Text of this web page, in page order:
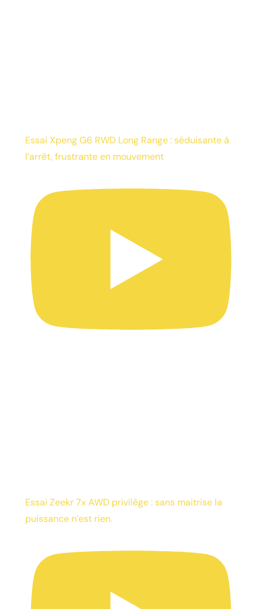
Essai Xpeng G6 RWD Long Range : séduisante à
l’arrêt, frustrante en mouvement
Essai Zeekr 7x AWD privilège : sans maitrise la
puissance n’est rien.